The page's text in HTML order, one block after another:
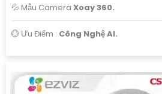
💦 Mẫu Camera Xoay 360.
️💮 Ưu Điểm : Công Nghệ AI.